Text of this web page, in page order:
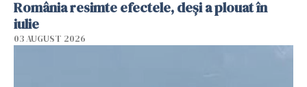
România resimte efectele, deși a plouat în
iulie
03 AUGUST 2026